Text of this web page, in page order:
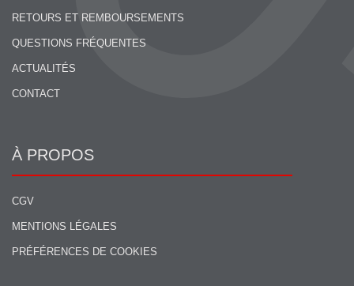
RETOURS ET REMBOURSEMENTS
QUESTIONS FRÉQUENTES
ACTUALITÉS
CONTACT
À PROPOS
CGV
MENTIONS LÉGALES
PRÉFÉRENCES DE COOKIES